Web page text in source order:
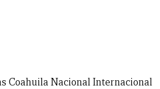
Coahuila NacionalInternacional